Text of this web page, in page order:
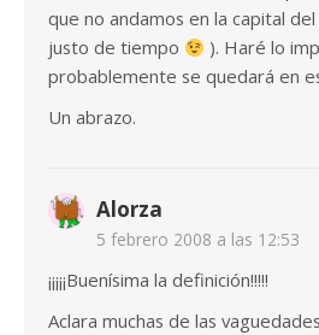
que no andamos en la capital
justo de tiempo
). Haré lo
probablemente se quedará en
Un abrazo.
Alorza
5 febrero 2008 a las 12:53
¡¡¡¡¡Buenísima la definición!!!!!
Aclara muchas de las